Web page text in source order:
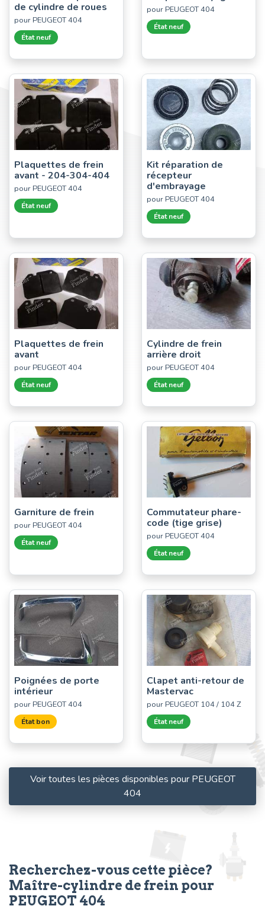
de cylindre de roues
pour PEUGEOT 404
État neuf
pour PEUGEOT 404
État neuf
Plaquettes de frein
avant - 204-304-404
pour PEUGEOT 404
État neuf
Kit réparation de
récepteur
d'embrayage
pour PEUGEOT 404
État neuf
Plaquettes de frein
avant
pour PEUGEOT 404
État neuf
Cylindre de frein
arrière droit
pour PEUGEOT 404
État neuf
Garniture de frein
pour PEUGEOT 404
État neuf
Commutateur phare-
code (tige grise)
pour PEUGEOT 404
État neuf
Poignées de porte
intérieur
pour PEUGEOT 404
État bon
Clapet anti-retour de
Mastervac
pour PEUGEOT 104 / 104 Z
État neuf
Voir toutes les pièces disponibles pour PEUGEOT
404
Recherchez-vous cette pièce?
Maître-cylindre de frein pour
PEUGEOT 404